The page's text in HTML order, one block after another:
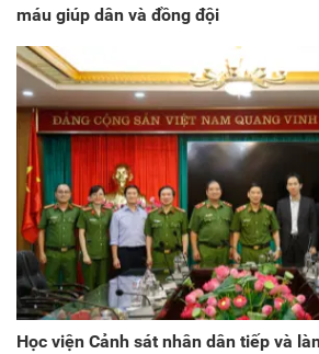
máu giúp dân và đồng đội
Học viện Cảnh sát nhân dân tiếp và